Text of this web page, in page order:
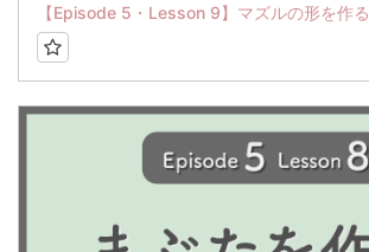
【Episode 5・Lesson 9】マズルの形を作る